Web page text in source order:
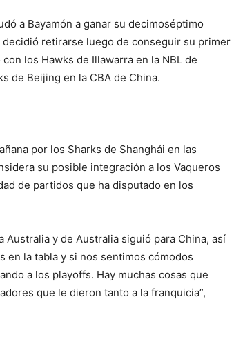
a Bayamón a ganar su decimoséptimo
decidió retirarse luego de conseguir su primer
los Hawks de Illawarra en la NBL de
de Beijing en la CBA de China.
por los Sharks de Shanghái en las
su posible integración a los Vaqueros
de partidos que ha disputado en los
Australia y de Australia siguió para China, así
en la tabla y si nos sentimos cómodos
a los playoffs. Hay muchas cosas que
que le dieron tanto a la franquicia”,